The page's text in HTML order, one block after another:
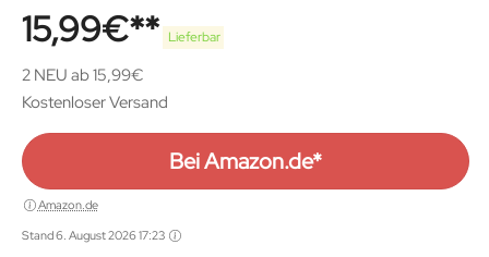
15,99€ Lieferbar
2 NEU ab 15,99€
Kostenloser Versand
Bei Amazon.de*
Amazon.de
Stand 6. August 2026 17:23